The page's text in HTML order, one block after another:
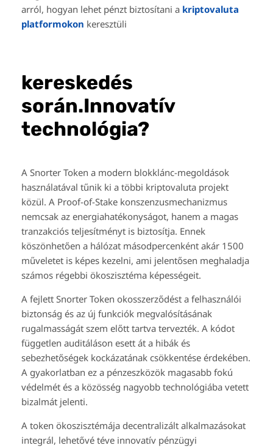
arról, hogyan lehet pénzt biztosítani a kriptovaluta
platformokon keresztüli
kereskedés
során.Innovatív
technológia?
A Snorter Token a modern blokklánc-megoldások
használatával tűnik ki a többi kriptovaluta projekt
közül. A Proof-of-Stake konszenzusmechanizmus
nemcsak az energiahatékonyságot, hanem a magas
tranzakciós teljesítményt is biztosítja. Ennek
köszönhetően a hálózat másodpercenként akár 1500
műveletet is képes kezelni, ami jelentősen meghaladja
számos régebbi ökoszisztéma képességeit.
A fejlett Snorter Token okosszerződést a felhasználói
biztonság és az új funkciók megvalósításának
rugalmasságát szem előtt tartva tervezték. A kódot
független auditáláson esett át a hibák és
sebezhetőségek kockázatának csökkentése érdekében.
A gyakorlatban ez a pénzeszközök magasabb fokú
védelmét és a közösség nagyobb technológiába vetett
bizalmát jelenti.
A token ökoszisztémája decentralizált alkalmazásokat
integrál, lehetővé téve innovatív pénzügyi